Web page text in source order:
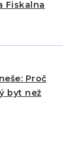
Fiskalna
Proč
byt než